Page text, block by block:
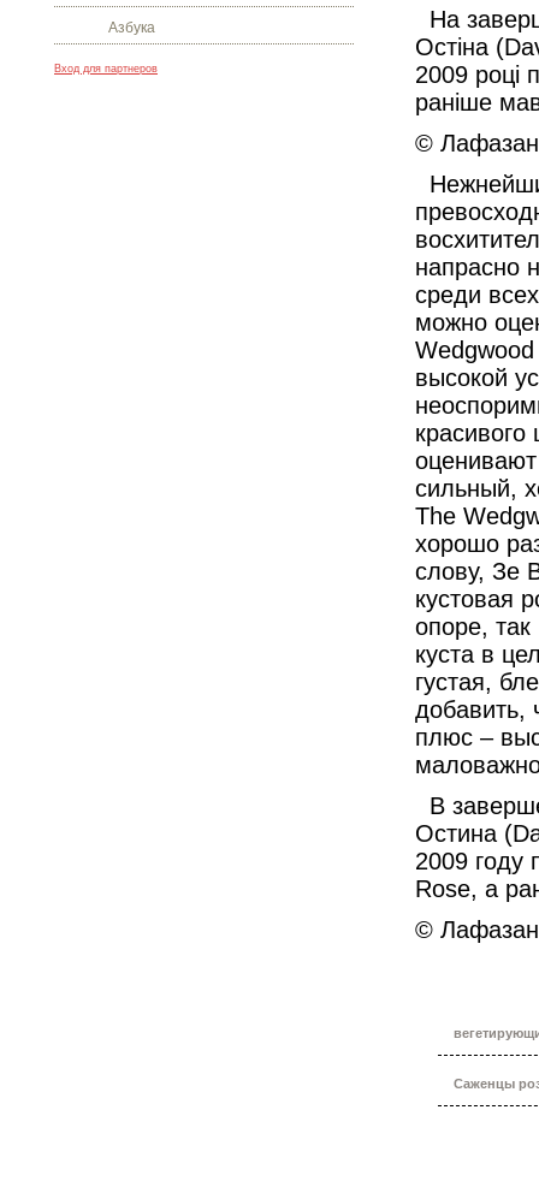
Азбука
Вход для партнеров
На
Остіна
2009 році
раніше
©
напрасно
среди
можно
Wedgwood
высокой
сильный,
The
хорошо
слову, Зе
кустовая
опоре,
куста в
густая,
добавить,
плюс –
В
Остина
2009 году
Rose, а
©
Саженцы